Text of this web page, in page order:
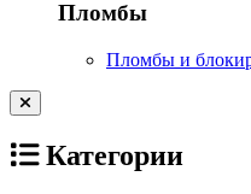
Пломбы
Пломбы и
Категории